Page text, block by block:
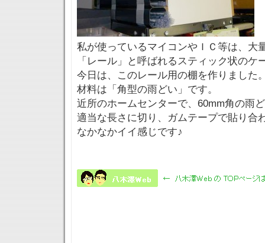
私が使っているマイコンやＩＣ等は、大
「レール」と呼ばれるスティック状のケ
今日は、このレール用の棚を作りました
材料は「角型の雨どい」です。
近所のホームセンターで、60mm角の雨
適当な長さに切り、ガムテープで貼り合
なかなかイイ感じです♪